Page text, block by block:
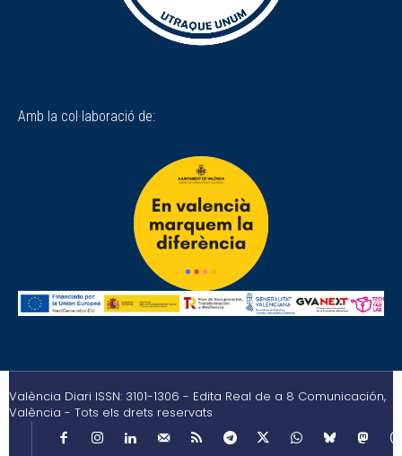
Amb la col·laboració de:
València Diari ISSN: 3101-1306 - Edita Real de a 8 Comunicación,
València - Tots els drets reservats